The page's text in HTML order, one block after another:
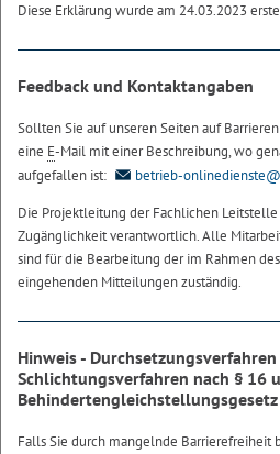
Diese Erklärung wurde am 24.03.2023
Feedback und Kontaktangaben
Sollten Sie auf unseren Seiten auf
eine E-Mail mit einer Beschreibung, wo
aufgefallen ist:
betrieb-
Die Projektleitung der Fachlichen
Zugänglichkeit verantwortlich. Alle
sind für die Bearbeitung der im Rahmen
eingehenden Mitteilungen zuständig.
Hinweis -
Schlichtungsverfahren nach § 16
Falls Sie durch mangelnde Barrierefreiheit